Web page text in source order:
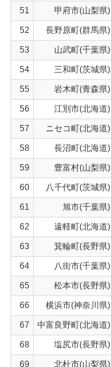
51 甲府市(山梨県)
52
長野原町(群馬県)
53
山武町(千葉県)
54
三和町(茨城県)
55
岩木町(青森県)
56
江別市(北海道)
57
ニセコ町(北海道)
58
長沼町(北海道)
59
豊富村(山梨県)
60
八千代町(茨城県)
61
旭市(千葉県)
62
遠軽町(北海道)
63
箕輪町(長野県)
64
八街市(千葉県)
65
松本市(長野県)
66
横浜市(神奈川県)
67
中富良野町(北海道)
68
塩尻市(長野県)
69
北杜市(山梨県)